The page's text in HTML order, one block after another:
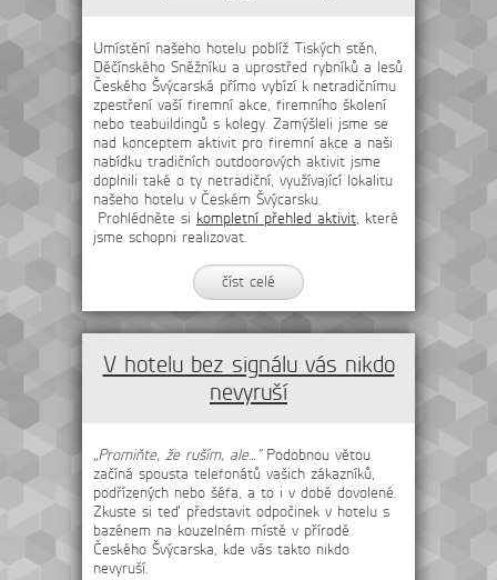
Umístění našeho hotelu poblíž Tiských stěn,
Děčínského Sněžníku a uprostřed rybníků a lesů
Českého Švýcarská přímo vybízí k netradičnímu
zpestření vaší firemní akce, firemního školení
nebo teabuildingů s kolegy. Zamýšleli jsme se
nad konceptem aktivit pro firemní akce a naši
nabídku tradičních outdoorových aktivit jsme
doplnili také o ty netradiční, využívající lokalitu
našeho hotelu v Českém Švýcarsku.
Prohlédněte si kompletní přehled aktivit, které
jsme schopni realizovat.
číst celé
V hotelu bez signálu vás nikdo
nevyruší
„Promiňte, že ruším, ale…“Podobnou větou
začíná spousta telefonátů vašich zákazníků,
podřízených nebo šéfa, a to i v době dovolené.
Zkuste si teď představit odpočinek v hotelu s
bazénem na kouzelném místě v přírodě
Českého Švýcarska, kde vás takto nikdo
nevyruší.